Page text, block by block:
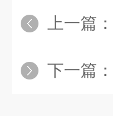
上一篇：
下一篇：